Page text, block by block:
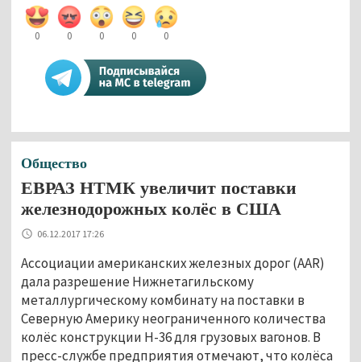
0 0 0 0 0
Общество
ЕВРАЗ НТМК увеличит поставки
железнодорожных колёс в США
06.12.2017 17:26
Ассоциации американских железных дорог (AAR)
дала разрешение Нижнетагильскому
металлургическому комбинату на поставки в
Северную Америку неограниченного количества
колёс конструкции H-36 для грузовых вагонов. В
пресс-службе предприятия отмечают, что колёса